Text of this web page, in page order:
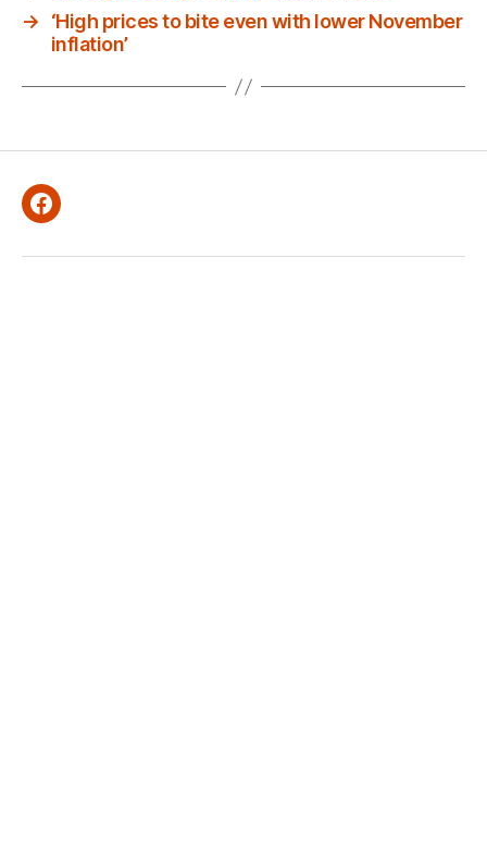
→
‘High prices to bite even with lower November
inflation’
Facebook